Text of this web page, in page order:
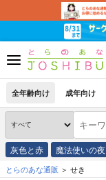
全年齢向け 成年向け
灰色と赤 魔法使いの夜
とらのあな通販 せき